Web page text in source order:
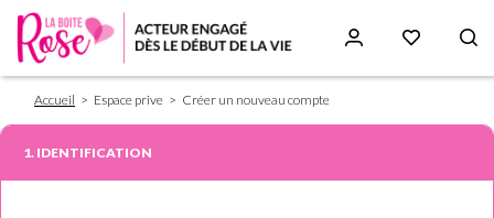
contenu
principal
Fil
d'Ariane
Accueil Espace prive Créer un nouveau compte
1. IDENTIFICATION